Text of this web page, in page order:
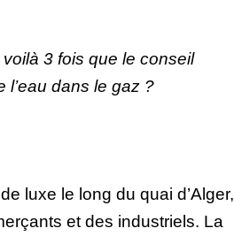
3 fois que le conseil
l’eau dans le gaz ?
luxe le long du quai d’Alger,
et des industriels. La